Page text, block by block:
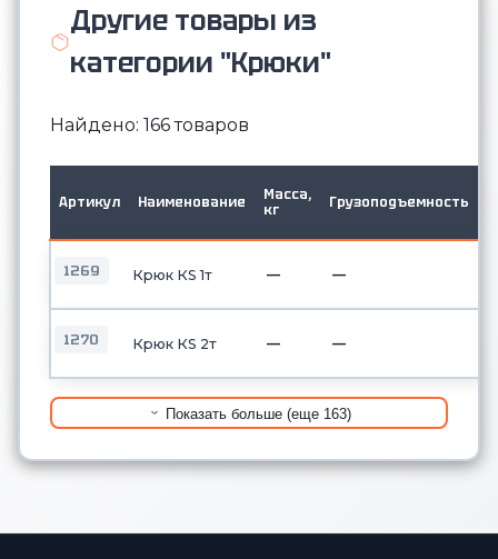
Другие товары из
категории "Крюки"
Найдено: 166 товаров
Артикул Наименование
Масса,
кг
Грузоподъемность
1269 Крюк КS 1т — —
1270 Крюк КS 2т — —
Показать больше (еще 163)